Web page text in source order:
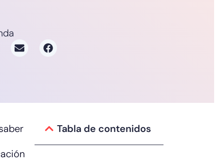
Tabla de contenidos